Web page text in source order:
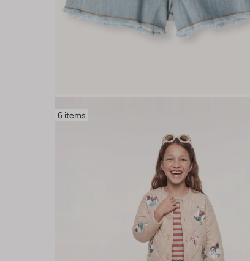
6 items